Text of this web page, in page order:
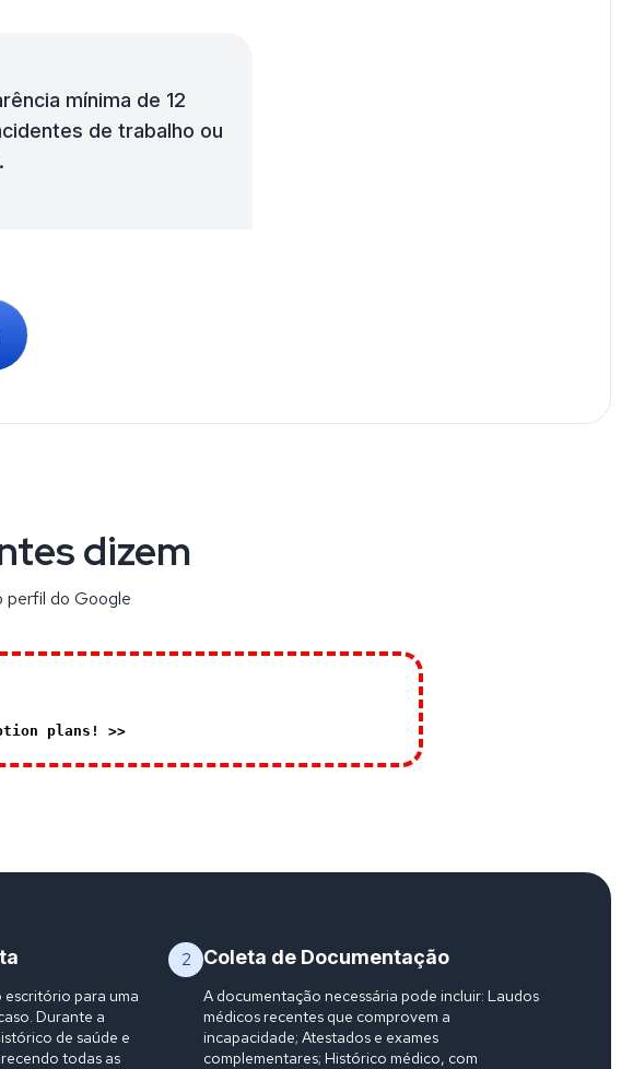
mínima de 12
de trabalho ou
dizem
perfil do Google
plans! >>
para uma
Durante a
de saúde e
todas as
2 Coleta de Documentação
A documentação necessária pode incluir: Laudos
médicos recentes que comprovem a
incapacidade; Atestados e exames
complementares; Histórico médico, com